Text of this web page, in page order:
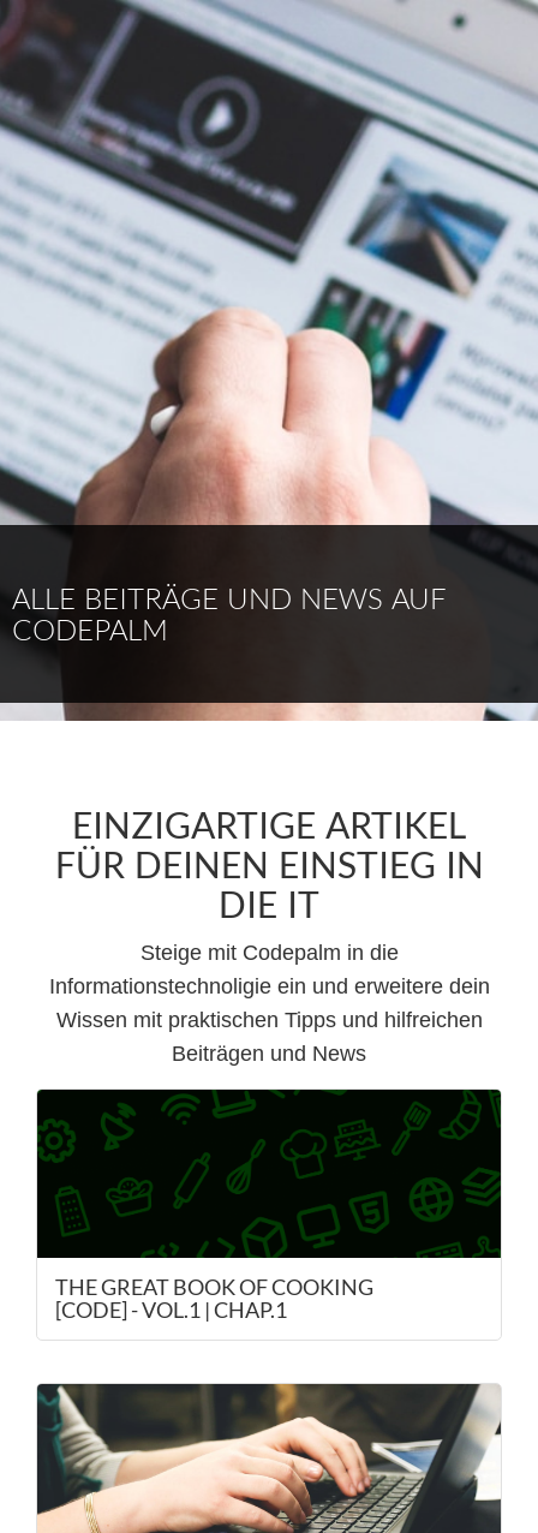
ALLE BEITRÄGE UND NEWS AUF
CODEPALM
EINZIGARTIGE ARTIKEL
FÜR DEINEN EINSTIEG IN
DIE IT
Steige mit Codepalm in die
Informationstechnoligie ein und erweitere dein
Wissen mit praktischen Tipps und hilfreichen
Beiträgen und News
THE GREAT BOOK OF COOKING
[CODE] - VOL.1 | CHAP.1